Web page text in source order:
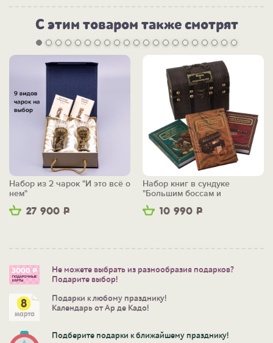
С этим товаром также смотрят
27 900 Р
Набор из 2 чарок "И это всё о
нем"
10 990 Р
Набор книг в сундуке
"Большим боссам и
маленьким"
Не можете выбрать из разнообразия подарков?
Подарите выбор!
Подарки к любому празднику!
Календарь от Ар де Кадо!
Подберите подарки к ближайшему празднику!